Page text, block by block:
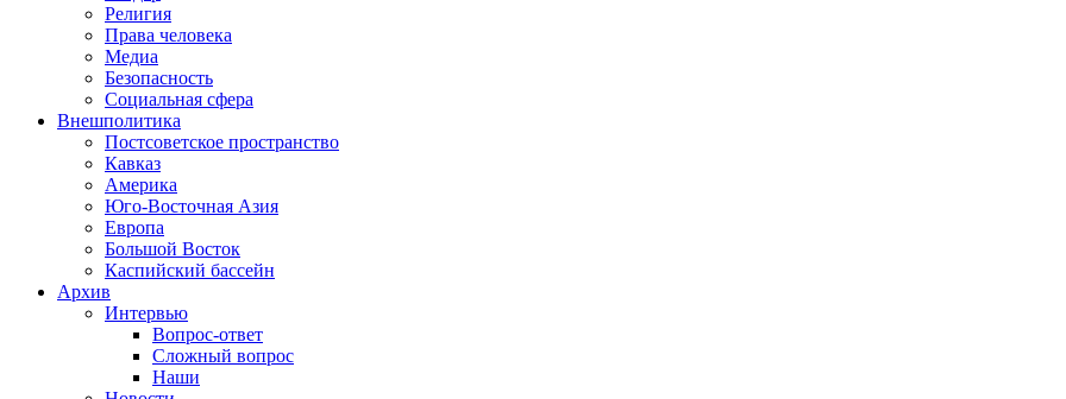
Религия
Права человека
Медиа
Безопасность
Социальная сфера
Внешполитика
Постсоветское пространство
Кавказ
Америка
Юго-Восточная Азия
Европа
Большой Восток
Каспийский бассейн
Архив
Интервью
Вопрос-ответ
Сложный вопрос
Наши